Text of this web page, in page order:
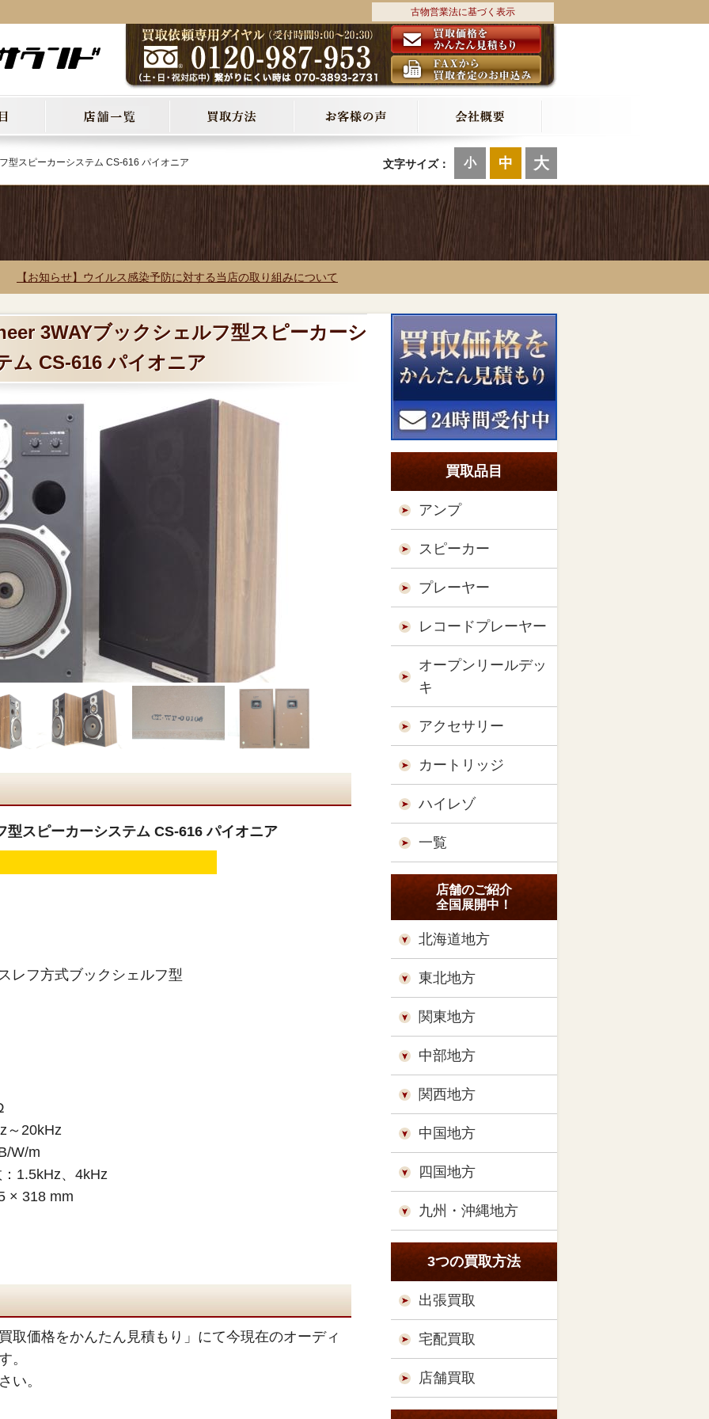
古物営業法に基づく表示
文字サイズ： 小 中 大
型スピーカーシステム CS-616 パイオニア
【お知らせ】ウイルス感染予防に対する当店の取り組みについて
3WAYブックシェルフ型スピーカーシ
ム CS-616 パイオニア
スピーカーシステム CS-616 パイオニア
レフ方式ブックシェルフ型
～20kHz
W/m
1.5kHz、4kHz
× 318 mm
取価格をかんたん見積もり」にて今現在のオーディ
。
い。
買取品目
アンプ
スピーカー
プレーヤー
レコードプレーヤー
オープンリールデッ
キ
アクセサリー
カートリッジ
ハイレゾ
一覧
店舗のご紹介
全国展開中！
北海道地方
東北地方
関東地方
中部地方
関西地方
中国地方
四国地方
九州・沖縄地方
3つの買取方法
出張買取
宅配買取
店舗買取